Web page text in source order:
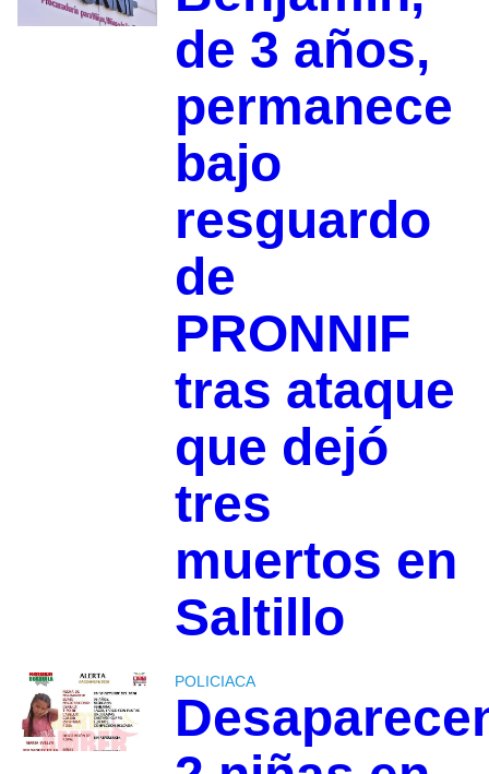
de 3 años,
permanece
bajo
resguardo
de
PRONNIF
tras ataque
que dejó
tres
muertos en
Saltillo
POLICIACA